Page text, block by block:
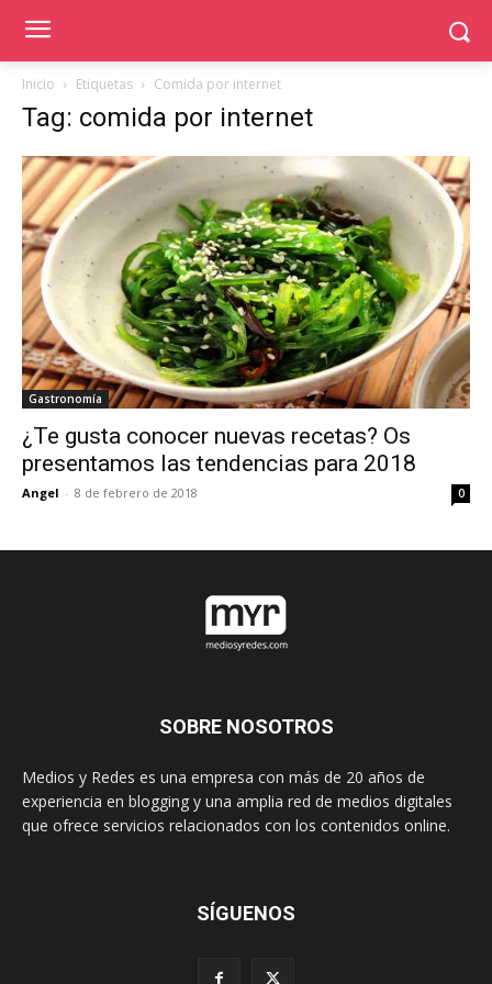
Inicio Etiquetas Comida por internet
Tag: comida por internet
Gastronomía
¿Te gusta conocer nuevas recetas? Os
presentamos las tendencias para 2018
Angel - 8 de febrero de 2018 0
SOBRE NOSOTROS
Medios y Redes es una empresa con más de 20 años de
experiencia en blogging y una amplia red de medios digitales
que ofrece servicios relacionados con los contenidos online.
SÍGUENOS